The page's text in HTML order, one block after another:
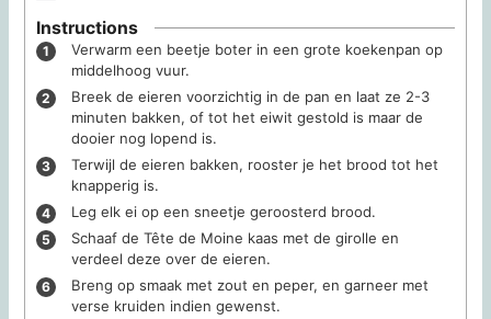
Instructions
Verwarm een beetje boter in een grote koekenpan op
middelhoog vuur.
Breek de eieren voorzichtig in de pan en laat ze 2-3
minuten bakken, of tot het eiwit gestold is maar de
dooier nog lopend is.
Terwijl de eieren bakken, rooster je het brood tot het
knapperig is.
Leg elk ei op een sneetje geroosterd brood.
Schaaf de Tête de Moine kaas met de girolle en
verdeel deze over de eieren.
Breng op smaak met zout en peper, en garneer met
verse kruiden indien gewenst.